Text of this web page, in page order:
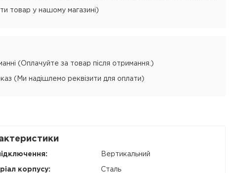
товар у нашому магазині)
(Оплачуйте за товар після отримання.)
(Ми надішлемо реквізити для оплати)
Вертикальний
корпусу: Сталь